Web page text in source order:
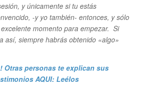
y únicamente si tu estás
-y yo también- entonces, y sólo
momento para empezar. Si
así, siempre habrás obtenido «algo»
Otras personas te explican sus
AQUI: Leélos